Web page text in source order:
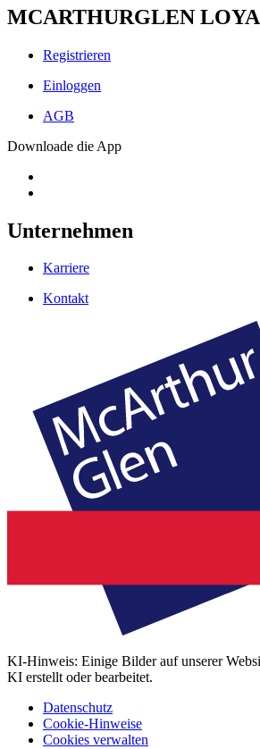
MCARTHURGLEN
Registrieren
Einloggen
AGB
Downloade die App
Unternehmen
Karriere
Kontakt
KI-Hinweis: Einige Bilder auf unserer
KI erstellt oder bearbeitet.
Datenschutz
Cookie-Hinweise
Cookies verwalten